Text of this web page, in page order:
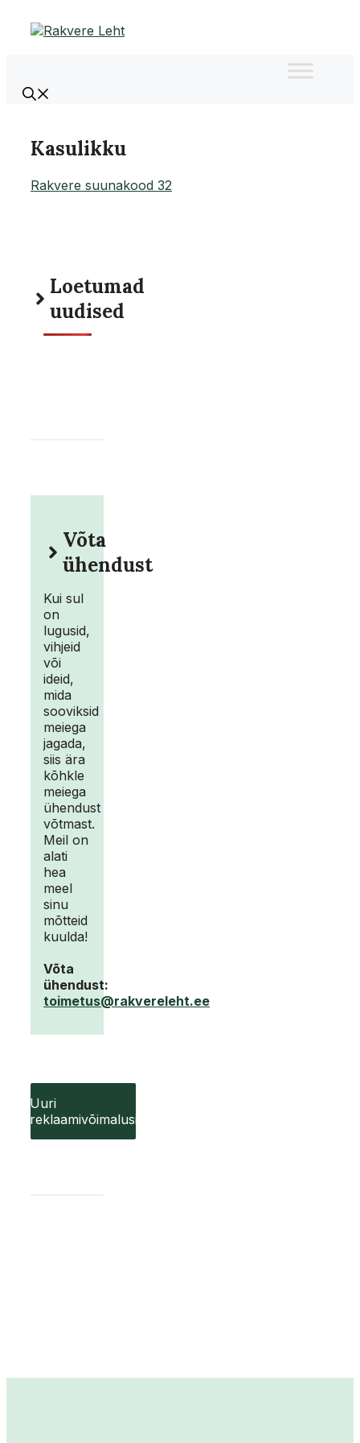
Kasulikku
Rakvere suunakood 32
Loetumad
uudised
Võta
ühendust
Kui sul
on
lugusid,
vihjeid
või
ideid,
mida
sooviksid
meiega
jagada,
siis ära
kõhkle
meiega
ühendust
võtmast.
Meil on
alati
hea
meel
sinu
mõtteid
kuulda!
Võta
ühendust:
toimetus@rakvereleht.ee
Uuri
reklaamivõimalusi